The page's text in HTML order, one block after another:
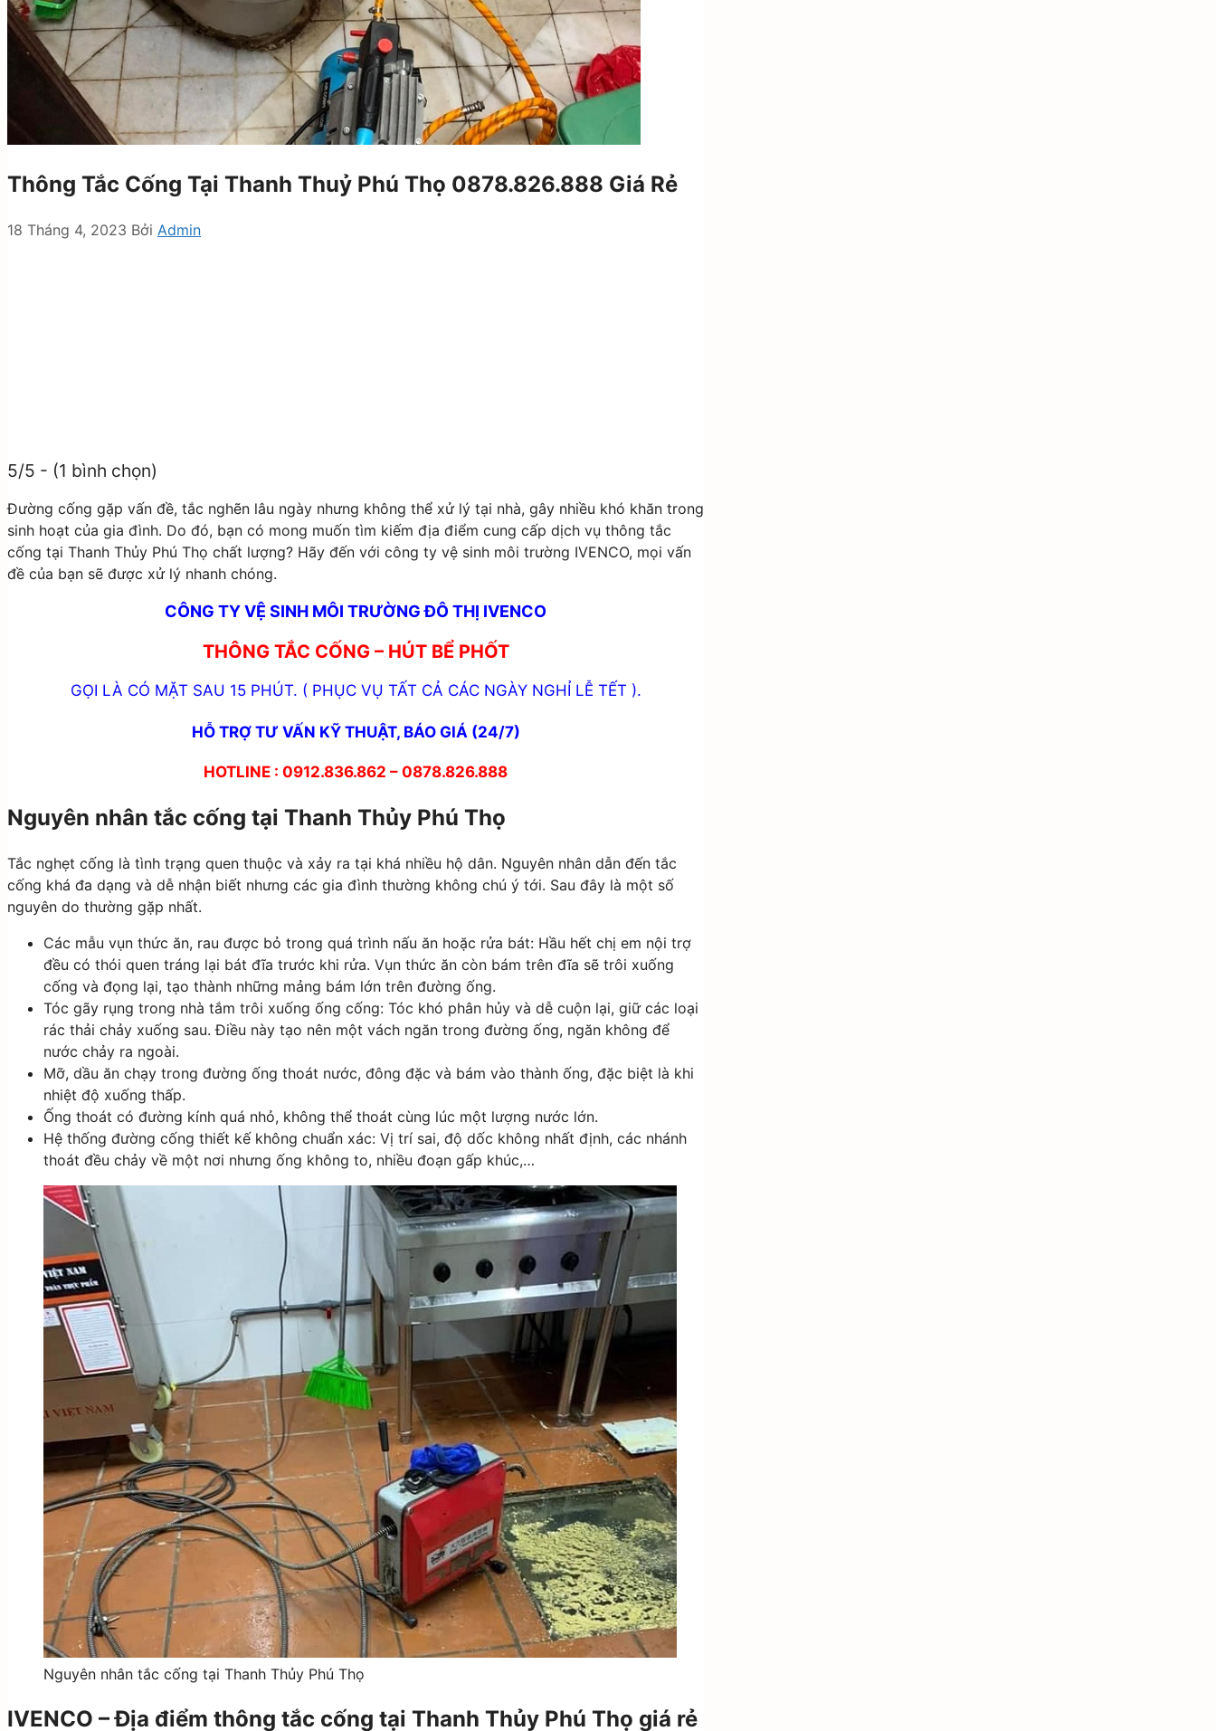
Thông Tắc Cống Tại Thanh Thuỷ Phú Thọ 0878.826.888 Giá Rẻ
18 Tháng 4, 2023 Bởi Admin
5/5 - (1 bình chọn)
Đường cống gặp vấn đề, tắc nghẽn lâu ngày nhưng không thể xử lý tại nhà, gây nhiều khó khăn trong
sinh hoạt của gia đình. Do đó, bạn có mong muốn tìm kiếm địa điểm cung cấp dịch vụ thông tắc
cống tại Thanh Thủy Phú Thọ chất lượng? Hãy đến với công ty vệ sinh môi trường IVENCO, mọi vấn
đề của bạn sẽ được xử lý nhanh chóng.
CÔNG TY VỆ SINH MÔI TRƯỜNG ĐÔ THỊ IVENCO
THÔNG TẮC CỐNG – HÚT BỂ PHỐT
GỌI LÀ CÓ MẶT SAU 15 PHÚT. ( PHỤC VỤ TẤT CẢ CÁC NGÀY NGHỈ LỄ TẾT ).
HỖ TRỢ TƯ VẤN KỸ THUẬT, BÁO GIÁ (24/7)
HOTLINE : 0912.836.862 – 0878.826.888
Nguyên nhân tắc cống tại Thanh Thủy Phú Thọ
Tắc nghẹt cống là tình trạng quen thuộc và xảy ra tại khá nhiều hộ dân. Nguyên nhân dẫn đến tắc
cống khá đa dạng và dễ nhận biết nhưng các gia đình thường không chú ý tới. Sau đây là một số
nguyên do thường gặp nhất.
Các mẫu vụn thức ăn, rau được bỏ trong quá trình nấu ăn hoặc rửa bát: Hầu hết chị em nội trợ
đều có thói quen tráng lại bát đĩa trước khi rửa. Vụn thức ăn còn bám trên đĩa sẽ trôi xuống
cống và đọng lại, tạo thành những mảng bám lớn trên đường ống.
Tóc gãy rụng trong nhà tắm trôi xuống ống cống: Tóc khó phân hủy và dễ cuộn lại, giữ các loại
rác thải chảy xuống sau. Điều này tạo nên một vách ngăn trong đường ống, ngăn không để
nước chảy ra ngoài.
Mỡ, dầu ăn chạy trong đường ống thoát nước, đông đặc và bám vào thành ống, đặc biệt là khi
nhiệt độ xuống thấp.
Ống thoát có đường kính quá nhỏ, không thể thoát cùng lúc một lượng nước lớn.
Hệ thống đường cống thiết kế không chuẩn xác: Vị trí sai, độ dốc không nhất định, các nhánh
thoát đều chảy về một nơi nhưng ống không to, nhiều đoạn gấp khúc,…
Nguyên nhân tắc cống tại Thanh Thủy Phú Thọ
IVENCO – Địa điểm thông tắc cống tại Thanh Thủy Phú Thọ giá rẻ